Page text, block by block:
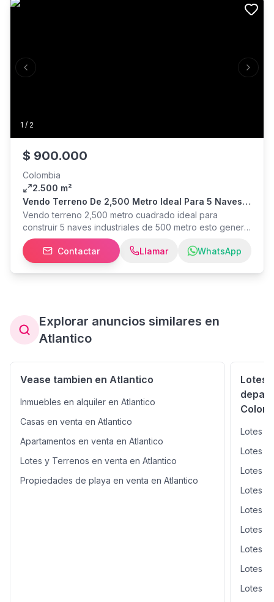
1 / 2
Previous slide Next
$ 900.000
Colombia
2.500 m²
Vendo Terreno De 2,500 Metro Ideal Para 5 Naves
Industriales En República Dominicana
Vendo terreno 2,500 metro cuadrado ideal para
construir 5 naves industriales de 500 metro esto genera
20.mil dólares mensuales de renta fija Tel: y Villalona
PropietarioContactar Llamar WhatsApp
Explorar anuncios similares en
Atlantico
Vease tambien en Atlantico
Inmuebles en alquiler en Atlantico
Casas en venta en Atlantico
Apartamentos en venta en Atlantico
Lotes y Terrenos en venta en Atlantico
Propiedades de playa en venta en Atlantico
Lotes
Lotes y
Lotes y
Lotes y
Lotes y
Lotes y
Lotes y
Lotes y
Lotes y
Lotes y